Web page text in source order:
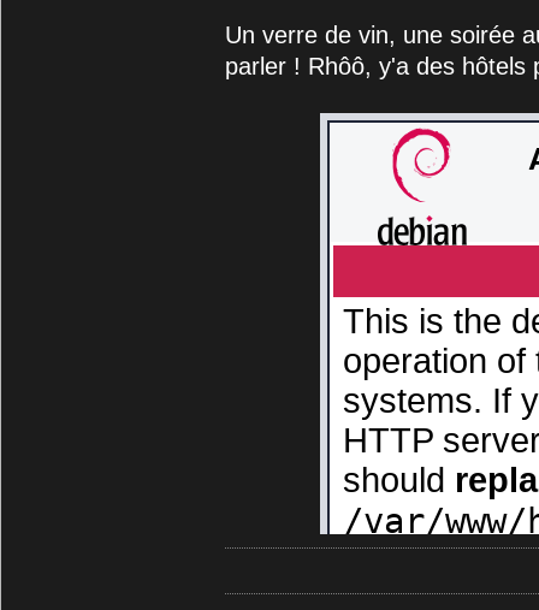
Un verre de vin, une soirée
parler ! Rhôô, y'a des hôtels